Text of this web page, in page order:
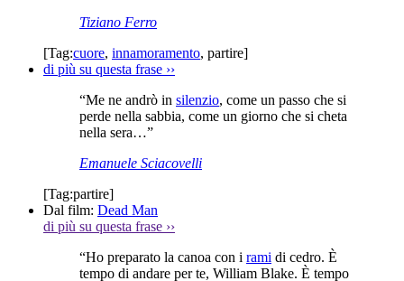
Tiziano Ferro
[Tag:cuore, innamoramento, partire]
di più su questa frase ››
“Me ne andrò in silenzio, come un passo che si
perde nella sabbia, come un giorno che si cheta
nella sera…”
Emanuele Sciacovelli
[Tag:partire]
Dal film: Dead Man
di più su questa frase ››
“Ho preparato la canoa con i rami di cedro. È
tempo di andare per te, William Blake. È tempo